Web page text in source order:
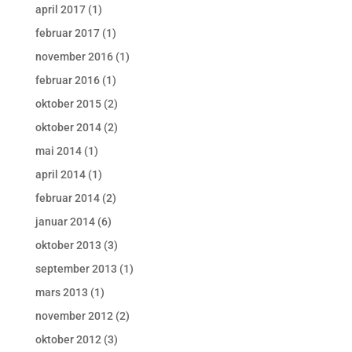
april 2017(1)
februar 2017(1)
november 2016(1)
februar 2016(1)
oktober 2015(2)
oktober 2014(2)
mai 2014(1)
april 2014(1)
februar 2014(2)
januar 2014(6)
oktober 2013 (3)
september 2013 (1)
mars 2013 (1)
november 2012 (2)
oktober 2012 (3)